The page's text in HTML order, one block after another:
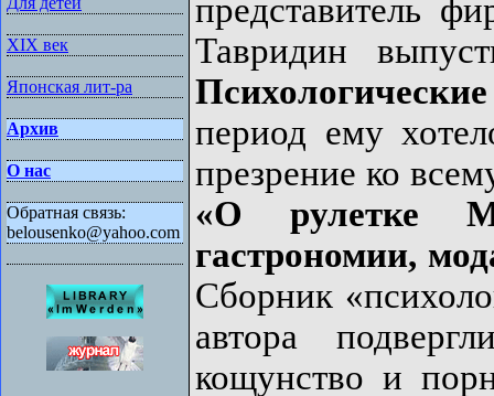
XIX век
Японская лит-ра
Архив
О нас
Обратная связь:
belousenko@yahoo.com
представитель
Тавридин
период ему
презрение ко
«О рулетке
гастрономии,
Сборник
автора
кощунство и